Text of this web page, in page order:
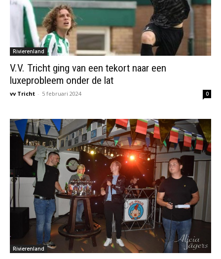
Rivierenland
V.V. Tricht ging van een tekort naar een
luxeprobleem onder de lat
vv Tricht - 5 februari 2024 0
Rivierenland